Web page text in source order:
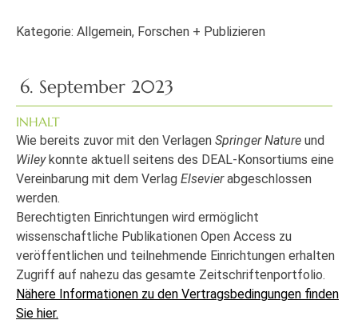
Kategorie: Allgemein, Forschen + Publizieren
6. September 2023
INHALT
Wie bereits zuvor mit den Verlagen Springer Nature und
Wileykonnte aktuell seitens des DEAL-Konsortiums eine
Vereinbarung mit dem Verlag Elsevierabgeschlossen
werden.
Berechtigten Einrichtungen wird ermöglicht
wissenschaftliche Publikationen Open Access zu
veröffentlichen und teilnehmende Einrichtungen erhalten
Zugriff auf nahezu das gesamte Zeitschriftenportfolio.
Nähere Informationen zu den Vertragsbedingungen finden
Sie hier.